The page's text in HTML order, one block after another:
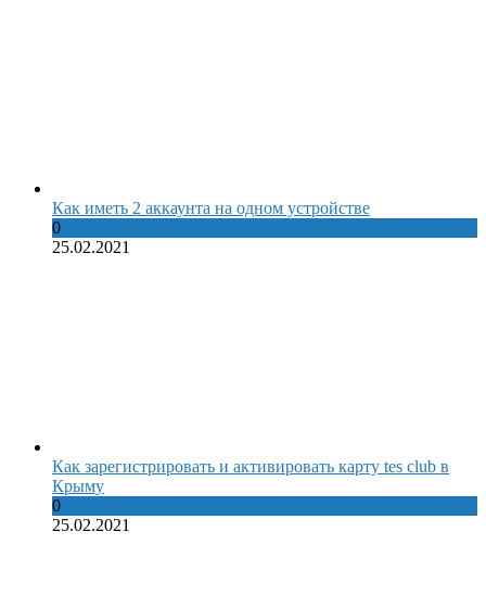
Как иметь 2 аккаунта на одном устройстве
0
25.02.2021
Как зарегистрировать и активировать карту tes club в
Крыму
0
25.02.2021